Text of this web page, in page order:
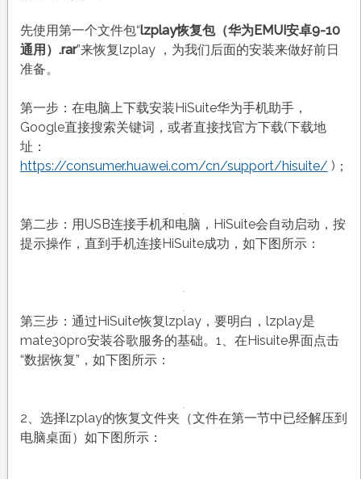
先使用第一个文件包“lzplay恢复包（华为EMUI安卓9-10
通用）.rar”来恢复lzplay ，为我们后面的安装来做好前日
准备。
第一步：在电脑上下载安装HiSuite华为手机助手，
Google直接搜索关键词，或者直接找官方下载(下载地
址：
https://consumer.huawei.com/cn/support/hisuite/ )；
第二步：用USB连接手机和电脑，HiSuite会自动启动，按
提示操作，直到手机连接HiSuite成功，如下图所示：
第三步：通过HiSuite恢复lzplay，要明白，lzplay是
mate30pro安装谷歌服务的基础。1、在Hisuite界面点击
“数据恢复”，如下图所示：
2、选择lzplay的恢复文件夹（文件在第一节中已经解压到
电脑桌面）如下图所示：